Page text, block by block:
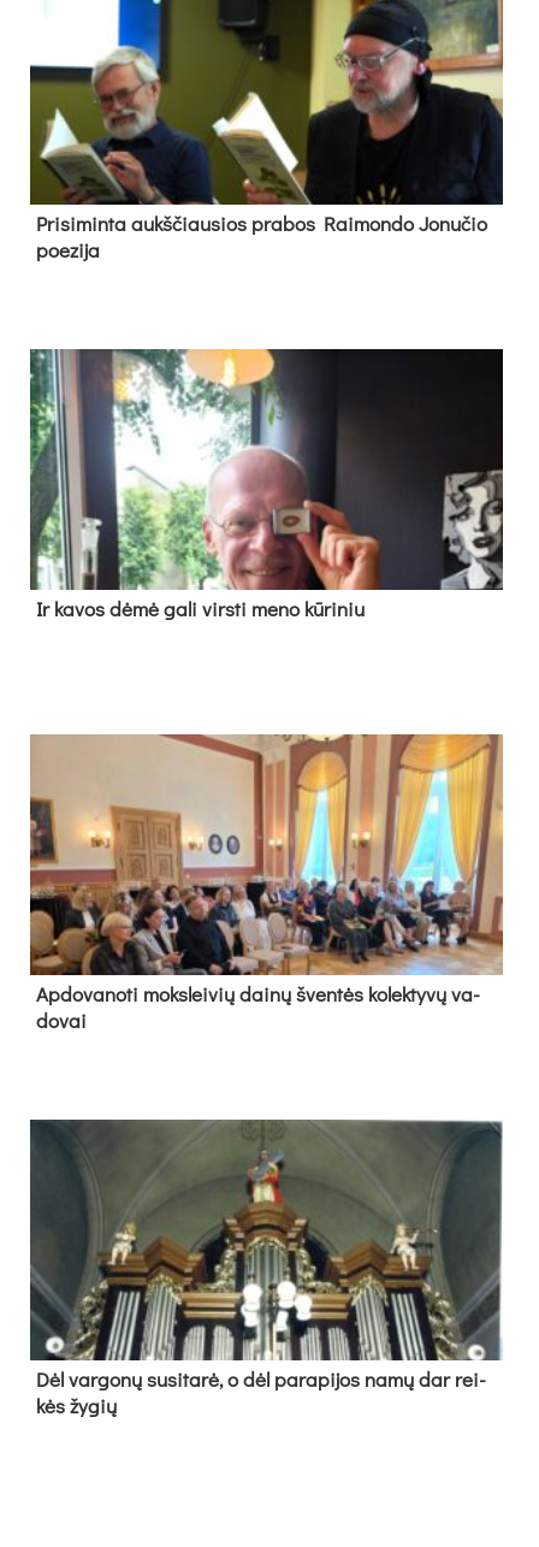
Pri­si­min­ta aukš­čiau­sios pra­bos Rai­mon­do Jo­nu­čio
poe­zi­ja
Ir ka­vos dė­mė ga­li virs­ti me­no kū­ri­niu
Ap­do­va­no­ti moks­lei­vių dai­nų šven­tės ko­lek­ty­vų va­
do­vai
Dėl var­go­nų su­si­ta­rė, o dėl pa­ra­pi­jos na­mų dar rei­
kės žy­gių